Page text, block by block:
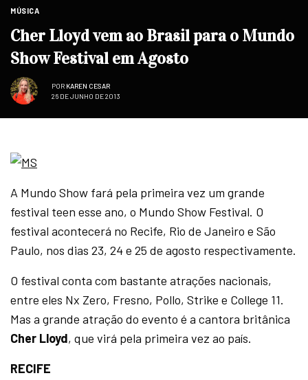
MÚSICA
Cher Lloyd vem ao Brasil para o Mundo
Show Festival em Agosto
POR KAREN CESAR
26 DE JUNHO DE 2013
A Mundo Show fará pela primeira vez um grande
festival teen esse ano, o Mundo Show Festival. O
festival acontecerá no Recife, Rio de Janeiro e São
Paulo, nos dias 23, 24 e 25 de agosto respectivamente.
O festival conta com bastante atrações nacionais,
entre eles Nx Zero, Fresno, Pollo, Strike e College 11.
Mas a grande atração do evento é a cantora britânica
Cher Lloyd, que virá pela primeira vez ao país.
RECIFE